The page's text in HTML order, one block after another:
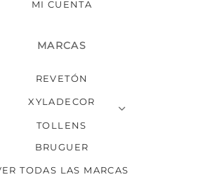
MI CUENTA
MARCAS
REVETÓN
XYLADECOR
TOLLENS
BRUGUER
TODAS LAS MARCAS